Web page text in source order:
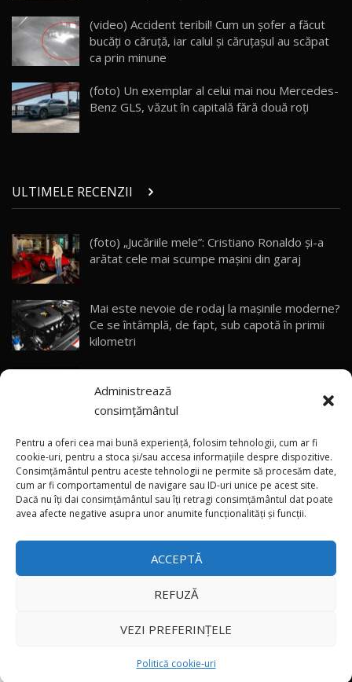
Administrează
consimțământul
Pentru a oferi cea mai bună experiență, folosim tehnologii, cum ar fi
cookie-uri, pentru a stoca și/sau accesa informațiile despre dispozitive.
Consimțământul pentru aceste tehnologii ne permite să procesăm date,
cum ar fi comportamentul de navigare sau ID-uri unice pe acest site.
Dacă nu îți dai consimțământul sau îți retragi consimțământul dat poate
avea afecte negative asupra unor anumite funcționalități și funcții.
ACCEPTĂ
REFUZĂ
VEZI PREFERINȚELE
Politică cookie-uri
25
mai Exclusiv și Puternic Defender Testat în
Moldova
32:21
26
AutoBlog.MD
10:57
28
Noul Geely Monjaro 2025! Mai ieftin și mai
dotat / Test Drive AutoBlog.MD
29
ZEEKR 9X - PRIMUL TEST DRIVE ÎN ROMÂNĂ!
30
Primele impresii despre BYD Seal U DM-i,
Sealion 7 și Seal 5 DM-i / Test Drive
AutoBlog.MD
10:58
AutoBlog.MD
13:56
Noul Volvo EX90 / Test Drive AutoBlog.MD
32:06
33
MG RX5 - își merită banii? / Test Drive
AutoBlog.MD
34
Noul DACIA DUSTER DIESEL! Primul test drive în
română
Noul Mercedes-Benz E 350 e - cât consumă?! /
Test Drive AutoBlog.MD
(video) Accident teribil! Cum un şofer a făcut
bucăţi o căruţă, iar calul şi căruţaşul au scăpat
ca prin minune
(foto) Un exemplar al celui mai nou Mercedes-
Benz GLS, văzut în capitală fără două roţi
ULTIMELE RECENZII
(foto) „Jucăriile mele”: Cristiano Ronaldo și-a
arătat cele mai scumpe mașini din garaj
Mai este nevoie de rodaj la mașinile moderne?
Ce se întâmplă, de fapt, sub capotă în primii
kilometri
(video) Destrier – a treia creație unică din
cadrul programului Bugatti Solitaire
(video) SRT prezintă tehnologia eBoost Air
care elimină decalajul turbo
ANRE: Detensionarea relativă a situației din
Golf influențează prețurile la carburanți în
Moldova
×